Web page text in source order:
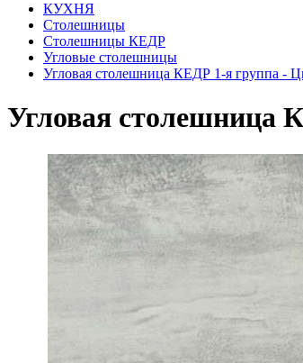
КУХНЯ
Столешницы
Столешницы КЕДР
Угловые столешницы
Угловая столешница КЕДР 1-я группа -
Угловая столешница